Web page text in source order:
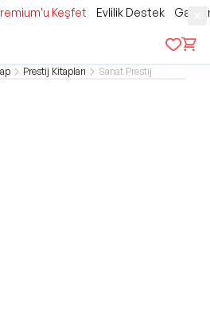
Keşfet Evlilik Destek
Prestij Kitapları Sanat Prestij